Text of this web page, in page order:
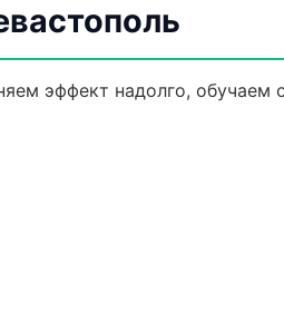
эффект надолго, обучаем